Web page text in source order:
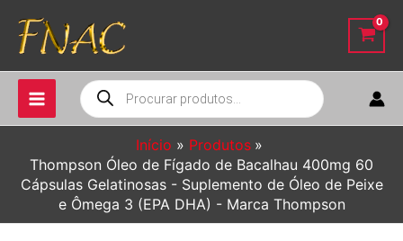
para
conteúdo
Pesquisar
produtos
Início
Produtos
Thompson Óleo de Fígado de Bacalhau 400mg 60
Cápsulas Gelatinosas - Suplemento de Óleo de Peixe
e Ômega 3 (EPA DHA) - Marca Thompson